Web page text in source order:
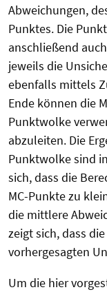
Abweichungen,
Punktes. Die
anschließend
jeweils die
ebenfalls mittels
Ende können die
Punktwolke
abzuleiten. Die
Punktwolke sind
sich, dass die
MC-Punkte zu
die mittlere
zeigt sich, dass
vorhergesagten
Um die hier